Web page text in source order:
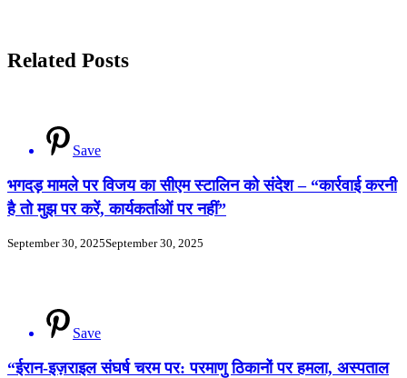
Related Posts
Save
भगदड़ मामले पर विजय का सीएम स्टालिन को संदेश – “कार्रवाई करनी
है तो मुझ पर करें, कार्यकर्ताओं पर नहीं”
September 30, 2025September 30, 2025
Save
“ईरान-इज़राइल संघर्ष चरम पर: परमाणु ठिकानों पर हमला, अस्पताल